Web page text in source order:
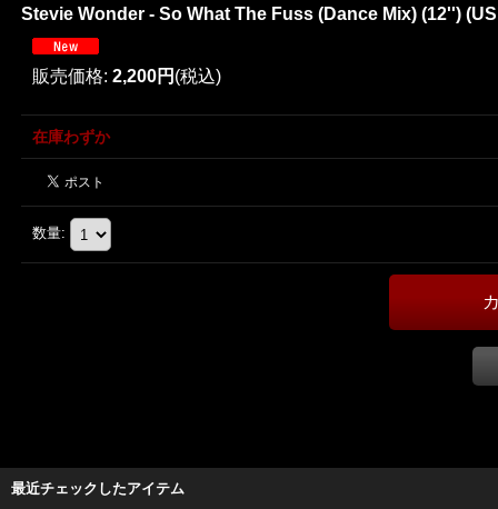
Stevie Wonder - So What The Fuss (Dance Mix) (12'')
販売価格: 2,200円 (税込)
在庫わずか
数量:
最近チェックしたアイテム